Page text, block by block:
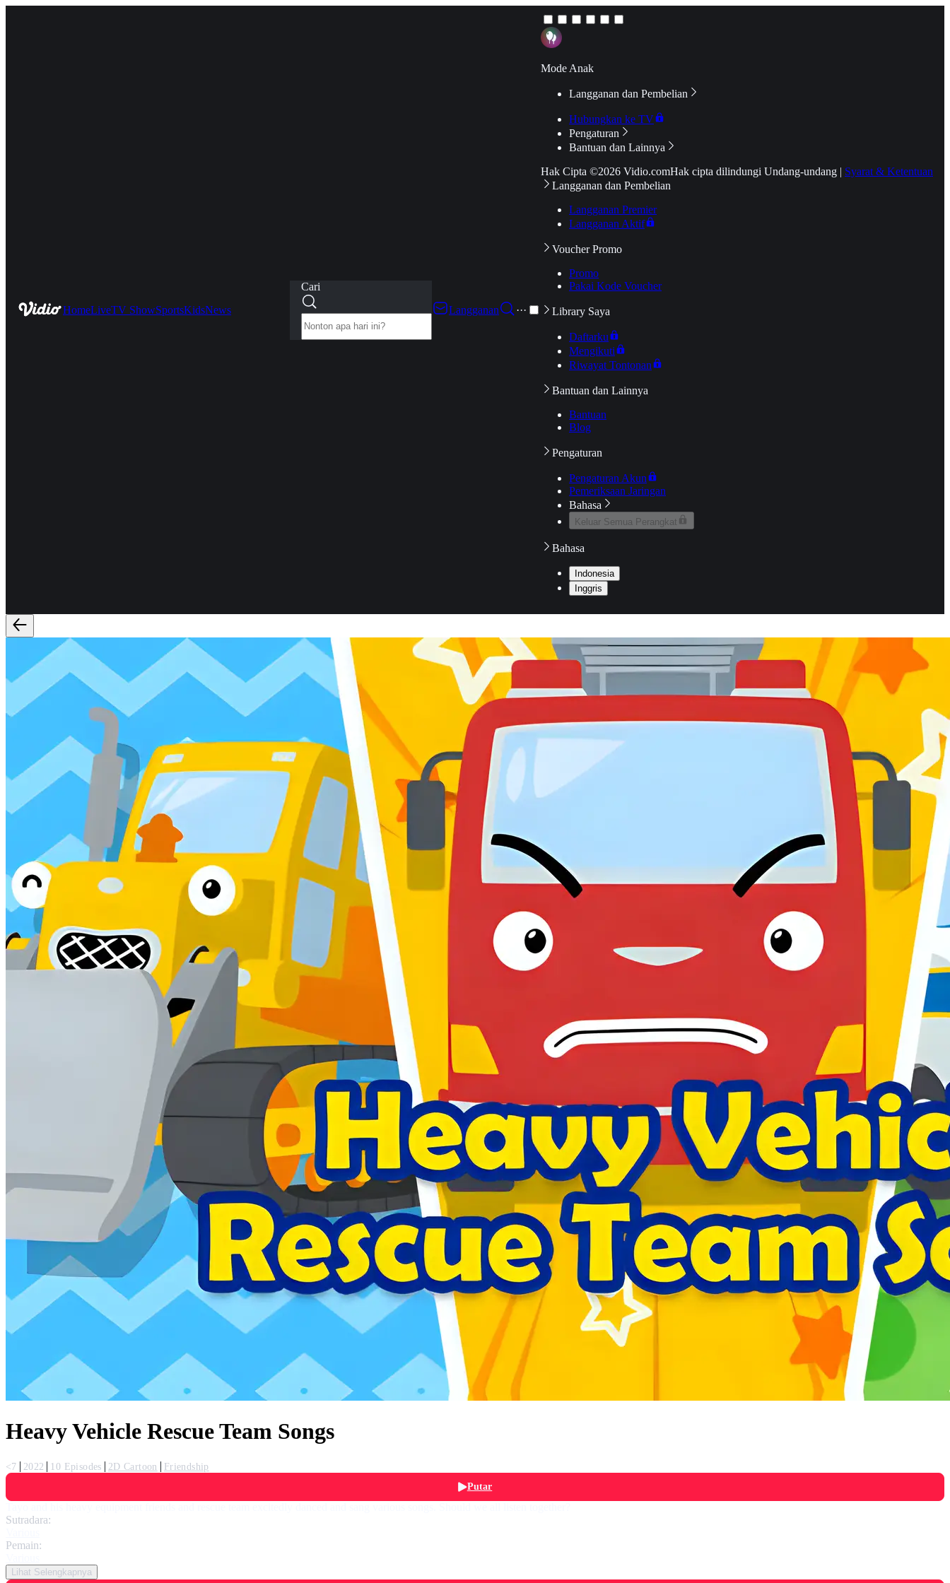
HomeLiveTV ShowSportsKidsNews
Cari
Langganan
···
Mode Anak
Langganan dan Pembelian
Hubungkan ke TV
Pengaturan
Bantuan dan Lainnya
Hak Cipta ©2026 Vidio.comHak cipta dilindungi Undang-undang | Syarat & Ketentuan
Langganan dan Pembelian
Langganan Premier
Langganan Aktif
Voucher Promo
Promo
Pakai Kode Voucher
Library Saya
Daftarku
Mengikuti
Riwayat Tontonan
Bantuan dan Lainnya
Bantuan
Blog
Pengaturan
Pengaturan Akun
Pemeriksaan Jaringan
Bahasa
Keluar Semua Perangkat
Bahasa
Indonesia
Inggris
Heavy Vehicle Rescue Team Songs
<7 2022 10 Episodes 2D Cartoon
Friendship
Putar
Sutradara:
Pemain:
Lihat Selengkapnya